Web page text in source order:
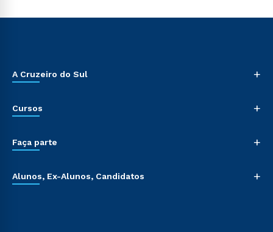
A Cruzeiro do Sul +
Cursos +
Faça parte +
Alunos, Ex-Alunos, Candidatos +